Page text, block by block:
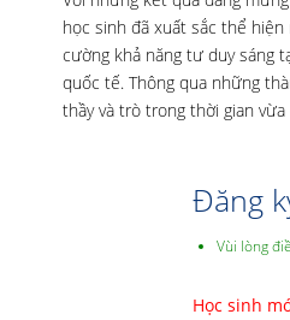
học sinh đã xuất sắc thể
cường khả năng tư duy sáng
quốc tế. Thông qua những
thầy và trò trong thời gian vừa
Đăng
Vùi lòng
Học sinh